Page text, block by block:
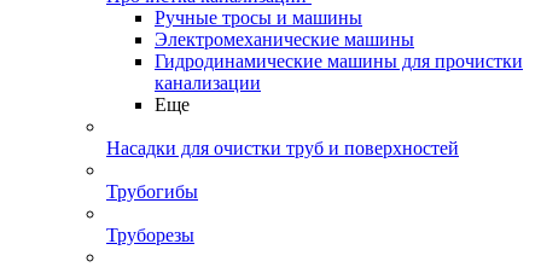
Ручные тросы и машины
Электромеханические машины
Гидродинамические машины для прочистки
канализации
Еще
Насадки для очистки труб и поверхностей
Трубогибы
Труборезы